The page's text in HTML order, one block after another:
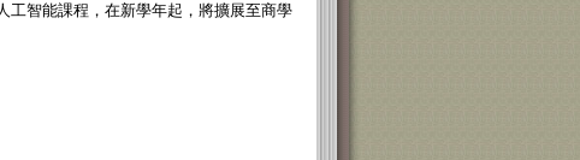
智能課程，在新學年起，將擴展至商學